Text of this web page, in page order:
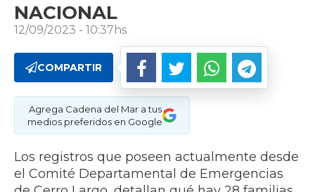
NACIONAL
12/09/2023 - 10:37hs
COMPARTIR
Agrega Cadena del Mar a tus
medios preferidos en Google
Los registros que poseen actualmente desde
el Comité Departamental de Emergencias